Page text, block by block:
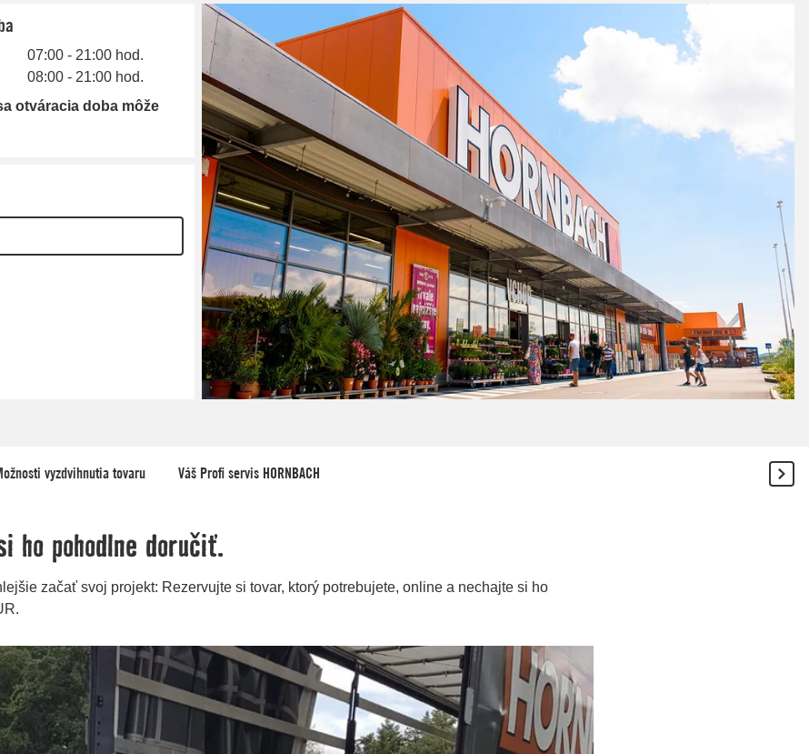
07:00 - 21:00 hod.
08:00 - 21:00 hod.
otváracia doba môže